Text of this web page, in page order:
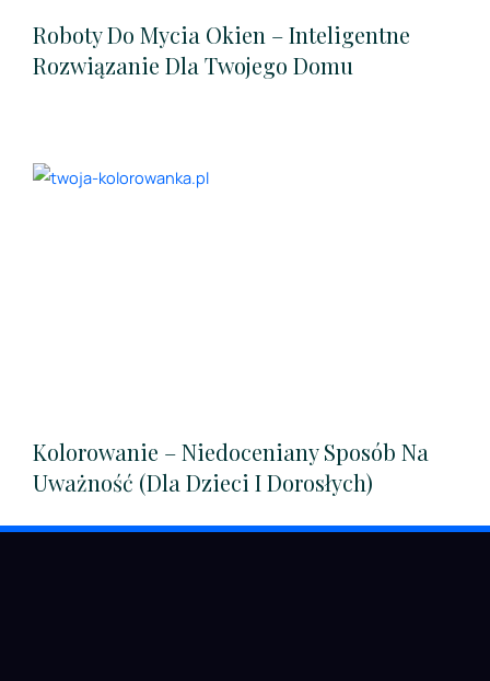
Roboty Do Mycia Okien – Inteligentne
Rozwiązanie Dla Twojego Domu
Kolorowanie – Niedoceniany Sposób Na
Uważność (dla Dzieci I Dorosłych)